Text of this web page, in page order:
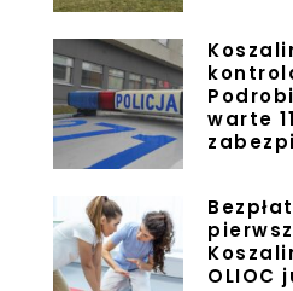
warte
OLIOC